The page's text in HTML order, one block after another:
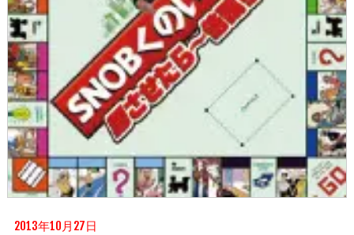
2013年10月27日